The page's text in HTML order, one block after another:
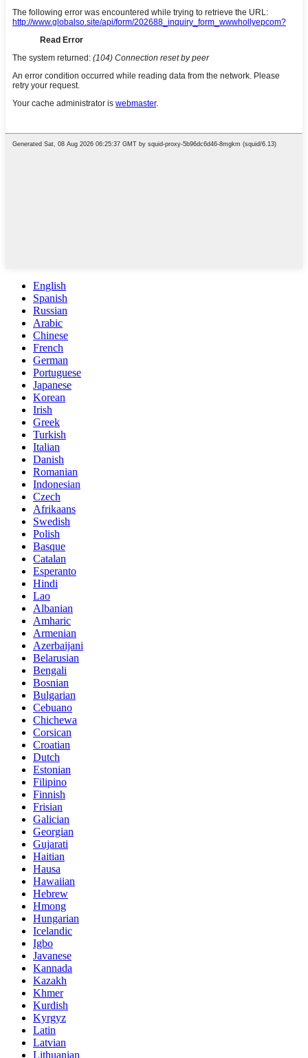
English
Spanish
Russian
Arabic
Chinese
French
German
Portuguese
Japanese
Korean
Irish
Greek
Turkish
Italian
Danish
Romanian
Indonesian
Czech
Afrikaans
Swedish
Polish
Basque
Catalan
Esperanto
Hindi
Lao
Albanian
Amharic
Armenian
Azerbaijani
Belarusian
Bengali
Bosnian
Bulgarian
Cebuano
Chichewa
Corsican
Croatian
Dutch
Estonian
Filipino
Finnish
Frisian
Galician
Georgian
Gujarati
Haitian
Hausa
Hawaiian
Hebrew
Hmong
Hungarian
Icelandic
Igbo
Javanese
Kannada
Kazakh
Khmer
Kurdish
Kyrgyz
Latin
Latvian
Lithuanian